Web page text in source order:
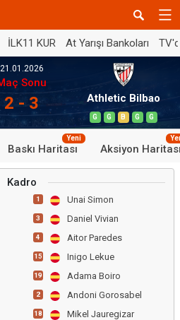
İLK11 KUR At Yarışı Bankoları
21.01.2026
Sonu
2 - 3 Athletic Bilbao
G G B G G
Baskı Haritası
Yeni
Aksiyon
Kadro
1 Unai Simon
3 Daniel Vivian
4 Aitor Paredes
15 Inigo Lekue
19 Adama Boiro
2 Andoni Gorosabel
18 Mikel Jauregizar